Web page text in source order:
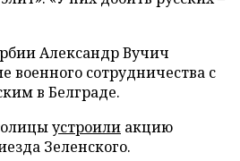
Александр Вучич
военного сотрудничества с
в Белграде.
устроили акцию
Зеленского.